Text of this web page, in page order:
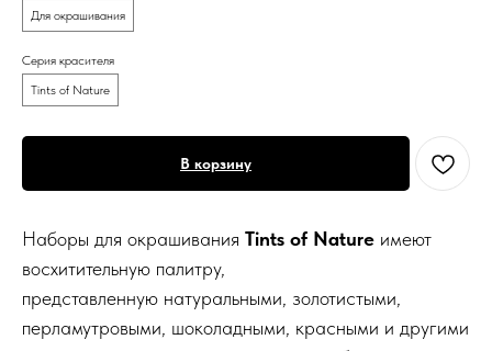
Для окрашивания
Серия красителя
Tints of Nature
В корзину
Наборы для окрашивания Tints of Nature имеют
восхитительную палитру,
представленную натуральными, золотистыми,
перламутровыми, шоколадными, красными и другими